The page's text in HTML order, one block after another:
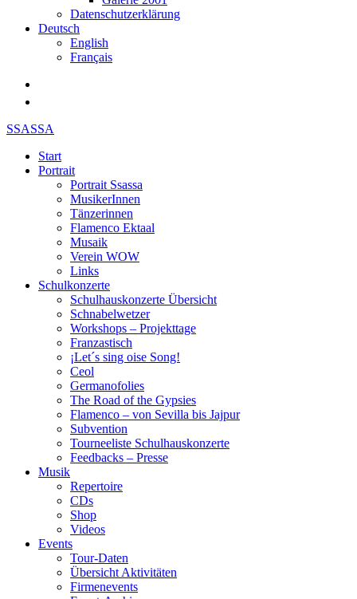
Datenschutzerklärung
Deutsch
English
Français
SSASSA
Start
Portrait
Portrait Ssassa
MusikerInnen
Tänzerinnen
Flamenco Ektaal
Musaik
Verein WOW
Links
Schulkonzerte
Schulhauskonzerte Übersicht
Schnabelwetzer
Workshops – Projekttage
Franzastisch
¡Let´s sing oise Song!
Ceol
Germanofolies
The Road of the Gypsies
Flamenco – von Sevilla bis Jajpur
Subvention
Tourneeliste Schulhauskonzerte
Feedbacks – Presse
Musik
Repertoire
CDs
Shop
Videos
Events
Tour-Daten
Übersicht Aktivitäten
Firmenevents